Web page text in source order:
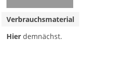
Verbrauchsmaterial
Hier demnächst.